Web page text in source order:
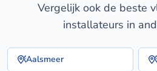
Vergelijk ook de beste
installateurs in
Aalsmeer